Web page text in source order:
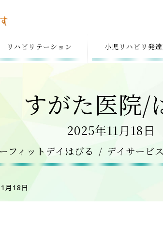
リハビリテーション 小児リハビリ 発
すがた医院/
2025年11月18日
フィットデイはびる デイサービ
月18日